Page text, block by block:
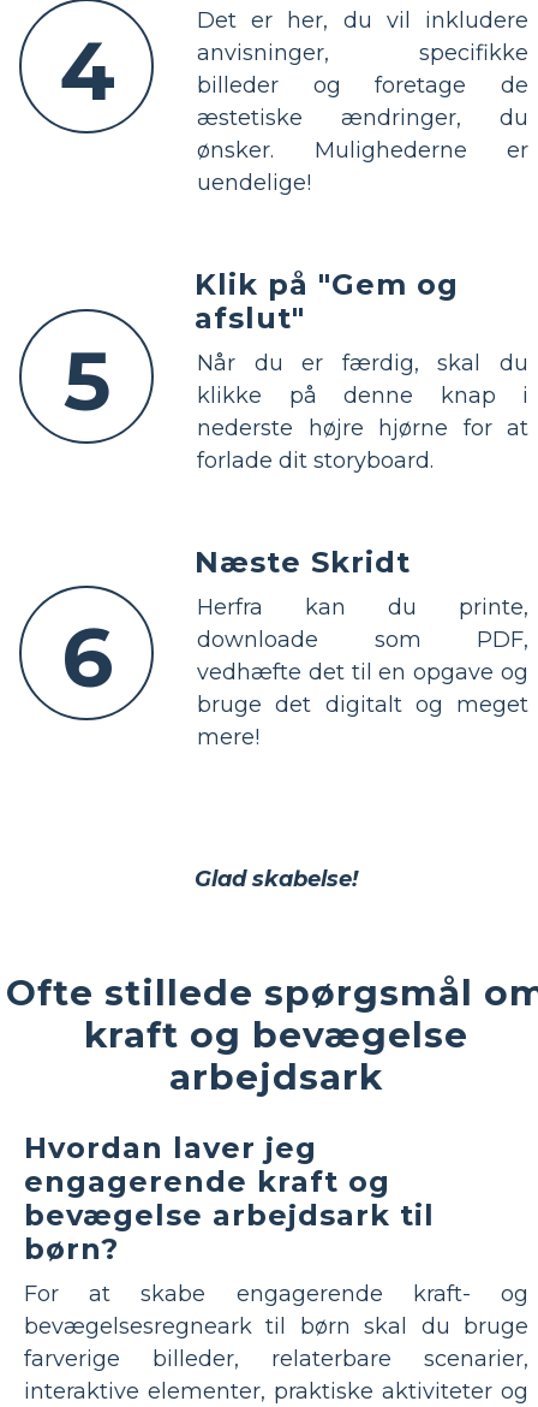
4
Det er her, du vil inkludere
anvisninger, specifikke
billeder og foretage de
æstetiske ændringer, du
ønsker. Mulighederne er
uendelige!
5
Klik på "Gem og
afslut"
Når du er færdig, skal du
klikke på denne knap i
nederste højre hjørne for at
forlade dit storyboard.
6
Næste Skridt
Herfra kan du printe,
downloade som PDF,
vedhæfte det til en opgave og
bruge det digitalt og meget
mere!
Glad skabelse!
Ofte stillede spørgsmål
kraft og bevægelse
arbejdsark
Hvordan laver jeg
engagerende kraft og
bevægelse arbejdsark til
børn?
For at skabe engagerende kraft- og
bevægelsesregneark til børn skal du bruge
farverige billeder, relaterbare scenarier,
interaktive elementer, praktiske aktiviteter og